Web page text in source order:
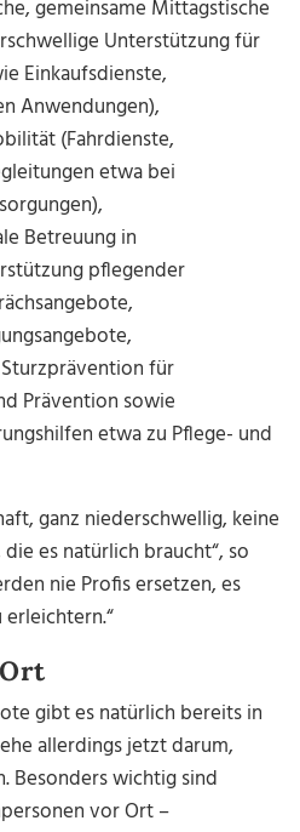
gemeinsame Mittagstische
Unterstützung für
Einkaufsdienste,
Anwendungen),
(Fahrdienste,
etwa bei
Betreuung in
pflegender
für
Prävention sowie
etwa zu Pflege- und
ganz niederschwellig, keine
es natürlich braucht“, so
nie Profis ersetzen, es
gibt es natürlich bereits in
allerdings jetzt darum,
Besonders wichtig sind
vor Ort –